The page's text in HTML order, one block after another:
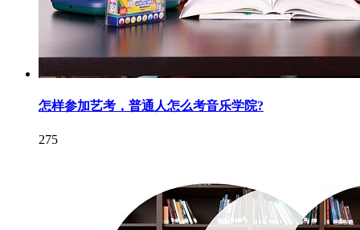
怎样参加艺考，普通人怎么考音乐学院?
275